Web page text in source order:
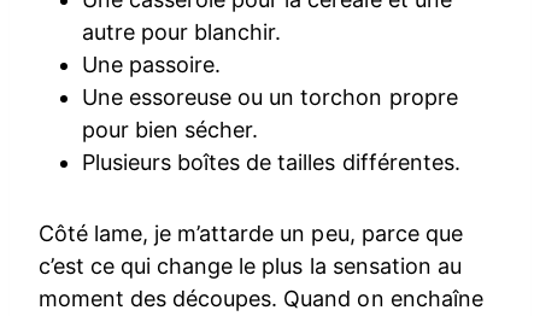
autre pour blanchir.
Une passoire.
Une essoreuse ou un torchon propre
pour bien sécher.
Plusieurs boîtes de tailles différentes.
Côté lame, je m’attarde un peu, parce que
c’est ce qui change le plus la sensation au
moment des découpes. Quand on enchaîne